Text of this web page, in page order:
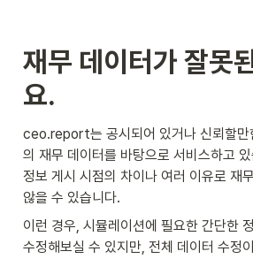
재무 데이터가 잘못
요.
ceo.report는 공시되어 있거나 신뢰할만
의 재무 데이터를 바탕으로 서비스하고
정보 게시 시점의 차이나 여러 이유로 재
않을 수 있습니다.
이런 경우, 시뮬레이션에 필요한 간단한
수정해보실 수 있지만, 전체 데이터 수정